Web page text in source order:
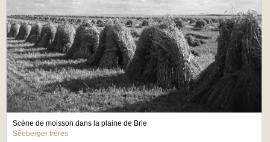
Scène de moisson dans la plaine de Brie
Séeberger frères